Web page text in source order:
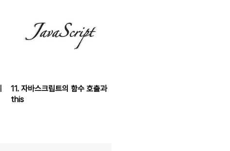
11. 자바스크립트의 함수 호출과
this